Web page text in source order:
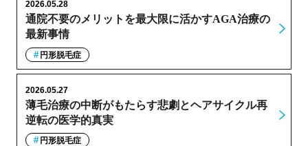
通院不要のメリットを最大限に活かすAGA治療の
最新事情
2026.05.28
円形脱毛症
薄毛治療の中断がもたらす悲劇とヘアサイクル再
逆転の医学的真実
2026.05.27
円形脱毛症